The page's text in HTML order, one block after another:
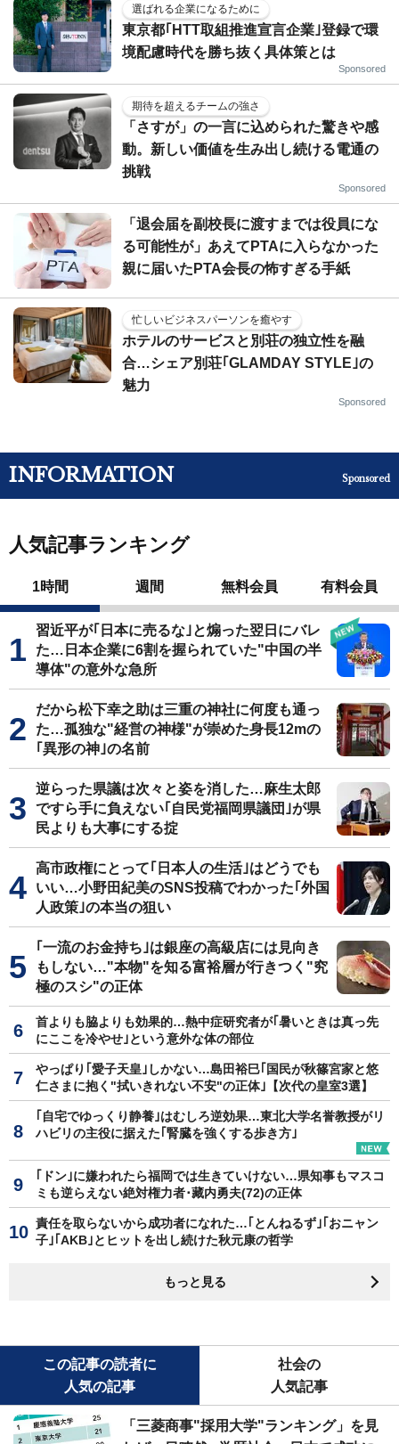
選ばれる企業になるために
東京都｢HTT取組推進宣言企業｣登録で環
境配慮時代を勝ち抜く具体策とは
Sponsored
期待を超えるチームの強さ
「さすが」の一言に込められた驚きや感
動。新しい価値を生み出し続ける電通の
挑戦
Sponsored
「退会届を副校長に渡すまでは役員にな
る可能性が」あえてPTAに入らなかった
親に届いたPTA会長の怖すぎる手紙
忙しいビジネスパーソンを癒やす
ホテルのサービスと別荘の独立性を融
合…シェア別荘｢GLAMDAY STYLE｣の
魅力
Sponsored
INFORMATION Sponsored
人気記事ランキング
1時間 週間 無料会員 有料会員
習近平が｢日本に売るな｣と煽った翌日にバレ
た…日本企業に6割を握られていた"中国の半
導体"の意外な急所
だから松下幸之助は三重の神社に何度も通っ
た…孤独な"経営の神様"が崇めた身長12mの
｢異形の神｣の名前
逆らった県議は次々と姿を消した…麻生太郎
ですら手に負えない｢自民党福岡県議団｣が県
民よりも大事にする掟
高市政権にとって｢日本人の生活｣はどうでも
いい…小野田紀美のSNS投稿でわかった｢外国
人政策｣の本当の狙い
｢一流のお金持ち｣は銀座の高級店には見向き
もしない…"本物"を知る富裕層が行きつく"究
極のスシ"の正体
首よりも脇よりも効果的…熱中症研究者が｢暑いときは真っ先
にここを冷やせ｣という意外な体の部位
やっぱり｢愛子天皇｣しかない…島田裕巳｢国民が秋篠宮家と悠
仁さまに抱く"拭いきれない不安"の正体｣【次代の皇室3選】
｢自宅でゆっくり静養｣はむしろ逆効果…東北大学名誉教授がリ
ハビリの主役に据えた｢腎臓を強くする歩き方｣
｢ドン｣に嫌われたら福岡では生きていけない…県知事もマスコ
ミも逆らえない絶対権力者･藏内勇夫(72)の正体
責任を取らないから成功者になれた…｢とんねるず｣｢おニャン
子｣｢AKB｣とヒットを出し続けた秋元康の哲学
もっと見る
この記事の読者に
人気の記事
社会の
人気記事
「三菱商事"採用大学"ランキング」を見